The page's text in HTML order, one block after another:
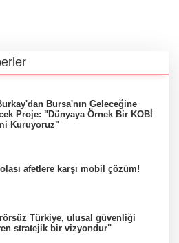
Bursa'nın Geleceğine
Proje: "Dünyaya Örnek Bir KOBİ
Kuruyoruz"
afetlere karşı mobil çözüm!
Türkiye, ulusal güvenliği
stratejik bir vizyondur"